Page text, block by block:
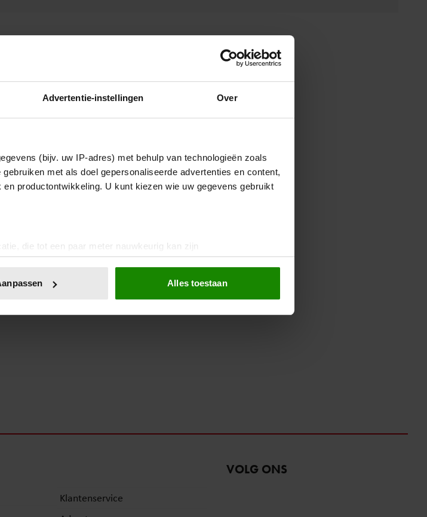
Advertentie-instellingen Over
(bijv. uw IP-adres) met behulp van technologieën zoals
met als doel gepersonaliseerde advertenties en content,
productontwikkeling. U kunt kiezen wie uw gegevens gebruikt
die tot een paar meter nauwkeurig kan zijn
op specifieke eigenschappen (fingerprinting)
om functies voor social media te bieden en om ons
uw gebruik van onze site met onze partners voor social
Alles toestaan
Klantenservice
VOLG ONS